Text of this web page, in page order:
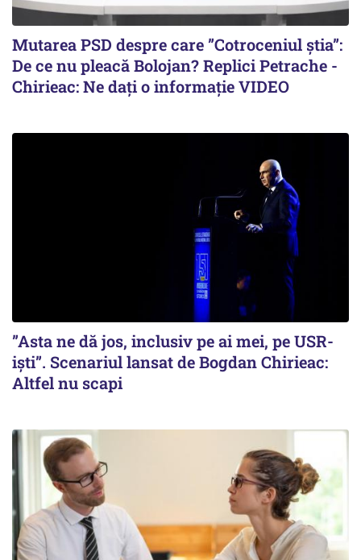
Mutarea PSD despre care ”Cotroceniul știa”:
De ce nu pleacă Bolojan? Replici Petrache -
Chirieac: Ne dați o informație VIDEO
”Asta ne dă jos, inclusiv pe ai mei, pe USR-
iști”. Scenariul lansat de Bogdan Chirieac:
Altfel nu scapi